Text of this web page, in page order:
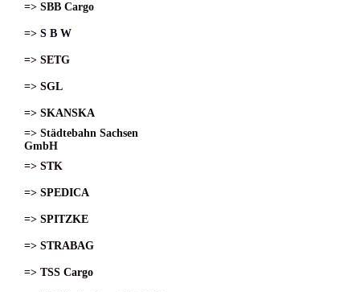
=> SBB Cargo
=> S B W
=> SETG
=> SGL
=> SKANSKA
=> Städtebahn Sachsen
GmbH
=> STK
=> SPEDICA
=> SPITZKE
=> STRABAG
=> TSS Cargo